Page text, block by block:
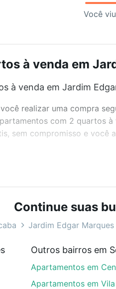
Você
à venda em
à venda em Jardim
realizar uma compra
com 2 quartos
sem compromisso e
bairros e até
com o preço,
Marques, Sorocaba,
com 2 quartos
podem se adequar ao
um apartamento e conte
Continue suas
Jardim Edgar Marques
Outros bairros em
Apartamentos em
Apartamentos em